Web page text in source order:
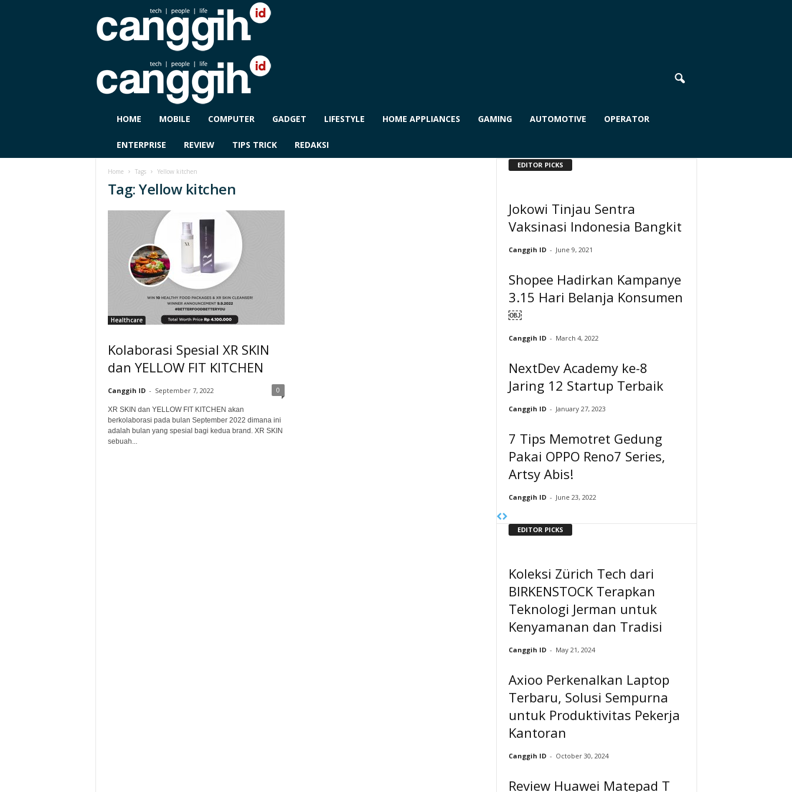
G
HOME MOBILE COMPUTER GADGET LIFESTYLE HOME APPLIANCES GAMING AUTOMOTIVE OPERATOR
ENTERPRISE REVIEW TIPS TRICK REDAKSI
Home Tags Yellow kitchen
Tag: Yellow kitchen
Healthcare
Kolaborasi Spesial XR SKIN
dan YELLOW FIT KITCHEN
Canggih ID - September 7, 2022 0
XR SKIN dan YELLOW FIT KITCHEN akan
berkolaborasi pada bulan September 2022 dimana ini
adalah bulan yang spesial bagi kedua brand. XR SKIN
sebuah...
EDITOR PICKS
Jokowi Tinjau Sentra
Vaksinasi Indonesia Bangkit
Canggih ID - June 9, 2021
Shopee Hadirkan Kampanye
3.15 Hari Belanja Konsumen
￼
Canggih ID - March 4, 2022
NextDev Academy ke-8
Jaring 12 Startup Terbaik
Canggih ID - January 27, 2023
7 Tips Memotret Gedung
Pakai OPPO Reno7 Series,
Artsy Abis!
Canggih ID - June 23, 2022
EDITOR PICKS
Koleksi Zürich Tech dari
BIRKENSTOCK Terapkan
Teknologi Jerman untuk
Kenyamanan dan Tradisi
Canggih ID - May 21, 2024
Axioo Perkenalkan Laptop
Terbaru, Solusi Sempurna
untuk Produktivitas Pekerja
Kantoran
Canggih ID - October 30, 2024
Review Huawei Matepad T